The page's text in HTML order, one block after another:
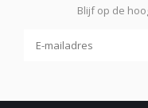
Blijf op de